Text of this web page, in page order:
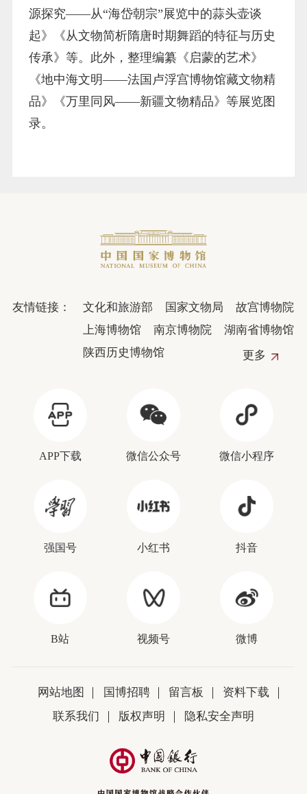
源探究——从“海岱朝宗”展览中的蒜头壶谈
起》《从文物简析隋唐时期舞蹈的特征与历史
传承》等。此外，整理编纂《启蒙的艺术》
《地中海文明——法国卢浮宫博物馆藏文物精
品》《万里同风——新疆文物精品》等展览图
录。
友情链接： 文化和旅游部 国家文物局
故宫博物院
上海博物馆
南京博物院
湖南省博物馆
陕西历史博物馆
更多
APP下载 微信公众号 微信小程序
强国号 小红书 抖音
B站 视频号 微博
网站地图 国博招聘 留言板
资料下载
联系我们
版权声明 隐私安全声明